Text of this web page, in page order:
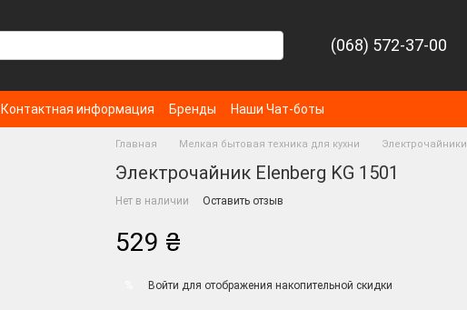
(068) 572-37-00
Контактная информация Бренды Наши Чат-боты
Главная Мелкая бытовая техника для кухни Электрочайники
Электрочайник Elenberg KG 1501
Нет в наличии Оставить отзыв
529 ₴
Войти для отображения накопительной скидки